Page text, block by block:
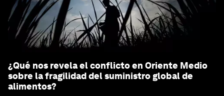
¿Qué nos revela el conflicto en Oriente Medio
sobre la fragilidad del suministro global de
alimentos?